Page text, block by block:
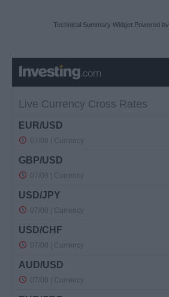
Technical Summary Widget Powered by